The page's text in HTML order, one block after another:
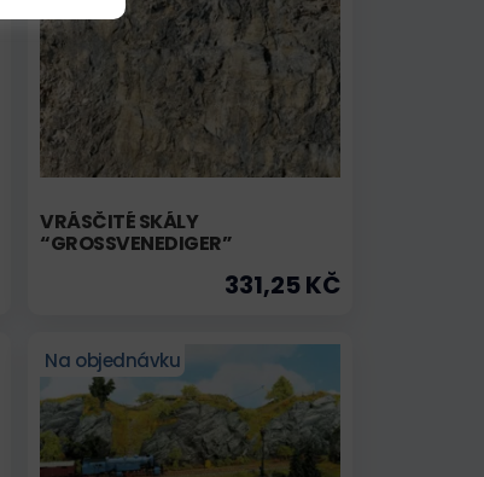
VRÁSČITÉ SKÁLY
“GROSSVENEDIGER”
331,25 KČ
Na objednávku